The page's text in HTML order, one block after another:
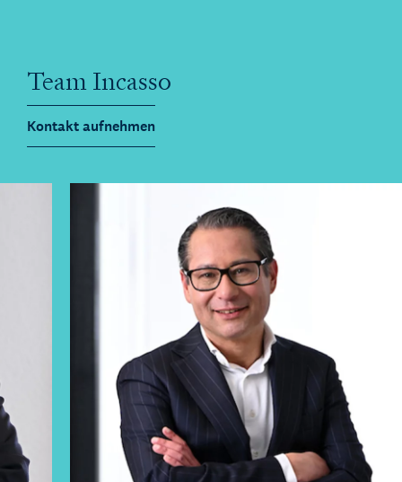
Team Incasso
Kontakt aufnehmen